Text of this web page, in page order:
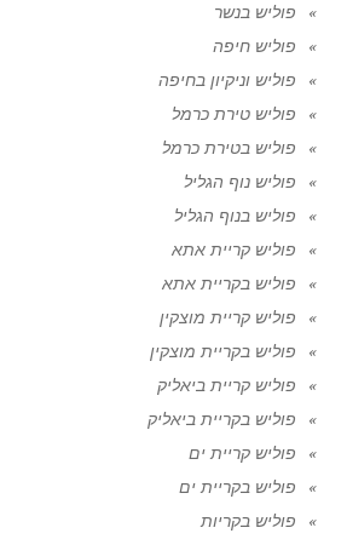
פוליש בנשר
פוליש חיפה
פוליש וניקיון בחיפה
פוליש טירת כרמל
פוליש בטירת כרמל
פוליש נוף הגליל
פוליש בנוף הגליל
פוליש קריית אתא
פוליש בקריית אתא
פוליש קריית מוצקין
פוליש בקריית מוצקין
פוליש קריית ביאליק
פוליש בקריית ביאליק
פוליש קריית ים
פוליש בקריית ים
פוליש בקריות